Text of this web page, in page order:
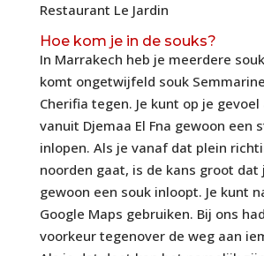
Restaurant Le Jardin
Hoe kom je in de souks?
In Marrakech heb je meerdere
komt ongetwijfeld souk
Cherifia tegen. Je kunt op je
vanuit Djemaa El Fna gewoon een
inlopen. Als je vanaf dat plein
noorden gaat, is de kans groot dat
gewoon een souk inloopt. Je kunt
Google Maps gebruiken. Bij ons
voorkeur tegenover de weg aan